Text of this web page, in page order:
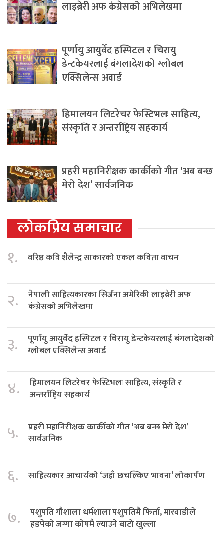
लाइब्रेरी अफ कंग्रेसको अभिलेखमा
पूर्णायु आयुर्वेद हस्पिटल र चिरायु
डेन्टकेयरलाई बंगलादेशको ग्लोबल
एक्सिलेन्स अवार्ड
हिमालयन लिटरेचर फेस्टिभलः साहित्य,
संस्कृति र अन्तर्राष्ट्रिय सहकार्य
प्रहरी महानिरीक्षक कार्कीको गीत ‘अब बन्छ
मेरो देश’ सार्वजनिक
लोकप्रिय समाचार
१. वरिष्ठ कवि शैलेन्द्र साकारको एकल कविता वाचन
२.
नेपाली साहित्यकारका सिर्जना अमेरिकी लाइब्रेरी अफ
कंग्रेसको अभिलेखमा
३.
पूर्णायु आयुर्वेद हस्पिटल र चिरायु डेन्टकेयरलाई बंगलादेशको
ग्लोबल एक्सिलेन्स अवार्ड
४.
हिमालयन लिटरेचर फेस्टिभलः साहित्य, संस्कृति र
अन्तर्राष्ट्रिय सहकार्य
५.
प्रहरी महानिरीक्षक कार्कीको गीत ‘अब बन्छ मेरो देश’
सार्वजनिक
६. साहित्यकार आचार्यको ‘जहाँ छचल्किए भावना’ लोकार्पण
७.
पशुपति गौशाला धर्मशाला पशुपतिमै फिर्ता, मारवाडीले
हडपेको जग्गा कोषमै ल्याउने बाटो खुल्ला